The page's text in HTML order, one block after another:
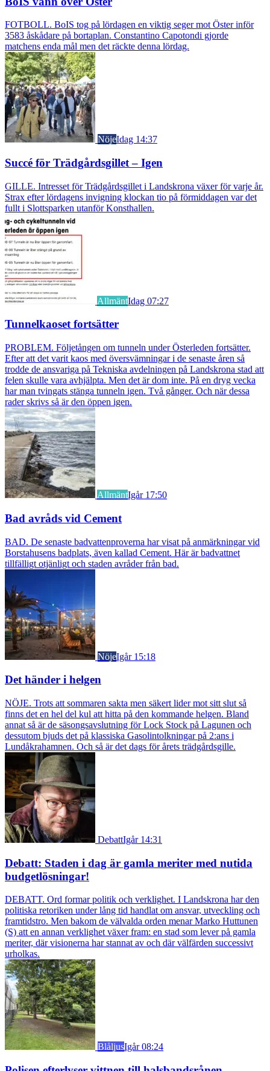
FOTBOLL. BoIS tog på lördagen en viktig seger mot Öster inför
3583 åskådare på bortaplan. Constantino Capotondi gjorde
matchens enda mål men det räckte denna lördag.
NöjeIdag 14:37
Succé för Trädgårdsgillet – Igen
GILLE. Intresset för Trädgårdsgillet i Landskrona växer för varje år.
Strax efter lördagens invigning klockan tio på förmiddagen var det
fullt i Slottsparken utanför Konsthallen.
AllmäntIdag 07:27
Tunnelkaoset fortsätter
PROBLEM. Följetången om tunneln under Österleden fortsätter.
Efter att det varit kaos med översvämningar i de senaste åren så
trodde de ansvariga på Tekniska avdelningen på Landskrona stad att
felen skulle vara avhjälpta. Men det är dom inte. På en dryg vecka
har man tvingats stänga tunneln igen. Två gånger. Och när dessa
rader skrivs så är den öppen igen.
AllmäntIgår 17:50
Bad avråds vid Cement
BAD. De senaste badvattenproverna har visat på anmärkningar vid
Borstahusens badplats, även kallad Cement. Här är badvattnet
tillfälligt otjänligt och staden avråder från bad.
NöjeIgår 15:18
Det händer i helgen
NÖJE. Trots att sommaren sakta men säkert lider mot sitt slut så
finns det en hel del kul att hitta på den kommande helgen. Bland
annat så är de säsongsavslutning för Lock Stock på Lagunen och
dessutom bjuds det på klassiska Gasolintolkningar på 2:ans i
Lundåkrahamnen. Och så är det dags för årets trädgårdsgille.
DebattIgår 14:31
Debatt: Staden i dag är gamla meriter med nutida
budgetlösningar!
DEBATT. Ord formar politik och verklighet. I Landskrona har den
politiska retoriken under lång tid handlat om ansvar, utveckling och
framtidstro. Men bakom de välvalda orden menar Marko Huttunen
(S) att en annan verklighet växer fram: en stad som lever på gamla
meriter, där visionerna har stannat av och där välfärden successivt
urholkas.
BlåljusIgår 08:24